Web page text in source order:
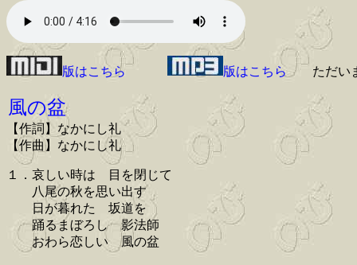
版はこちら 版はこちらただい
風の盆
【作詞】なかにし礼
【作曲】なかにし礼
１．哀しい時は 目を閉じて
八尾の秋を思い出す
日が暮れた 坂道を
踊るまぼろし 影法師
おわら恋しい 風の盆